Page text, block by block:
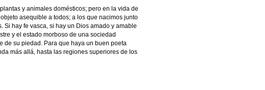
y animales domésticos; pero en la vida de
asequible a todos; a los que nacimos junto
hay fe vasca, si hay un Dios amado y amable
y el estado morboso de una sociedad
de su piedad. Para que haya un buen poeta
más allá, hasta las regiones superiores de los